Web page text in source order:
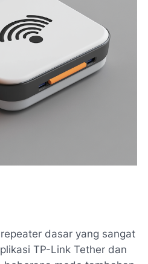
dasar yang sangat
TP-Link Tether dan